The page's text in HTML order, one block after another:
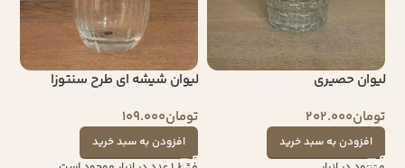
لیوان حصیری
تومان202.000
افزودن به سبد خرید
لیوان شیشه ای طرح سنتوزا
تومان109.000
افزودن به سبد خرید